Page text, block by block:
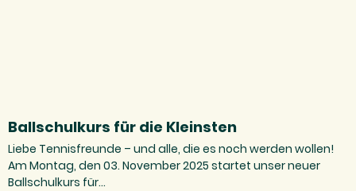
Ballschulkurs für die Kleinsten
Liebe Tennisfreunde – und alle, die es noch werden wollen!
Am Montag, den 03. November 2025 startet unser neuer
Ballschulkurs für…